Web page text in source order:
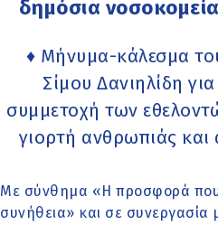
δημόσια
♦ Μήνυμα-κάλεσμα
Σίμου Δανιηλίδη
συμμετοχή των
γιορτή ανθρωπιάς και
Με σύνθημα «Η προσφορά που
συνήθεια» και σε συνεργασία